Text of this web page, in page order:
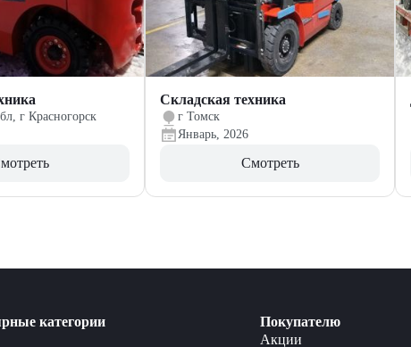
г Красногорск
Складская техника
г Томск
Январь, 2026
Смотреть
категории
Покупателю
Акции